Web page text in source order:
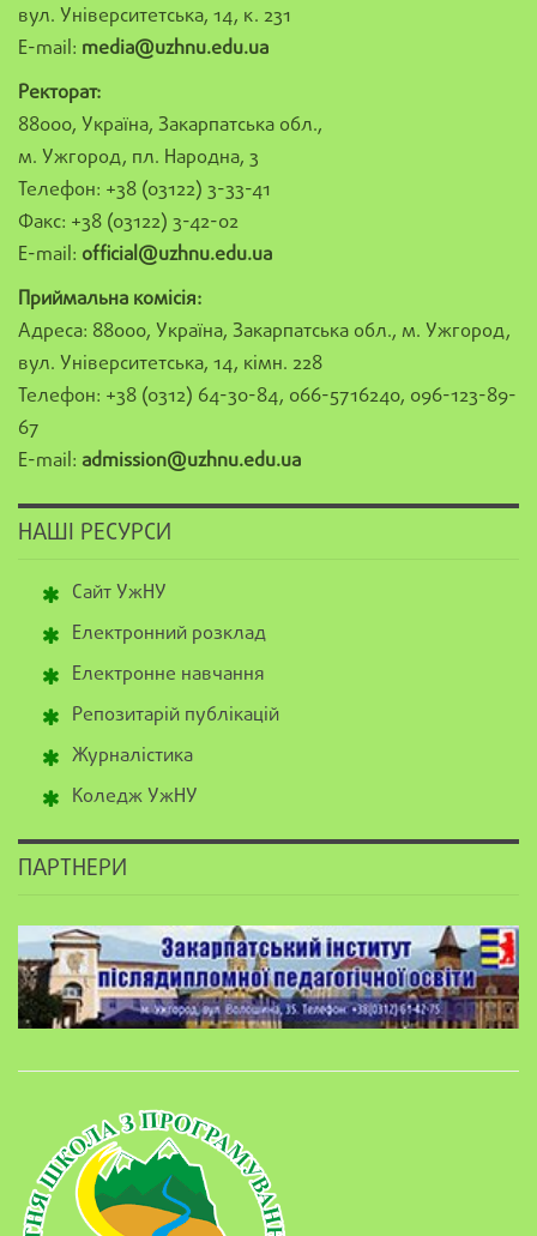
вул. Університетська, 14, к. 231
E-mail: media@uzhnu.edu.ua
Ректорат:
88000, Україна, Закарпатська обл.,
м. Ужгород, пл. Народна, 3
Телефон: +38 (03122) 3-33-41
Факс: +38 (03122) 3-42-02
E-mail: official@uzhnu.edu.ua
Приймальна комісія:
Адреса: 88000, Україна, Закарпатська обл., м. Ужгород,
вул. Університетська, 14, кімн. 228
Телефон: +38 (0312) 64-30-84, 066-5716240, 096-123-89-
67
E-mail: admission@uzhnu.edu.ua
НАШІ РЕСУРСИ
Сайт УжНУ
Електронний розклад
Електронне навчання
Репозитарій публікацій
Журналістика
Коледж УжНУ
ПАРТНЕРИ